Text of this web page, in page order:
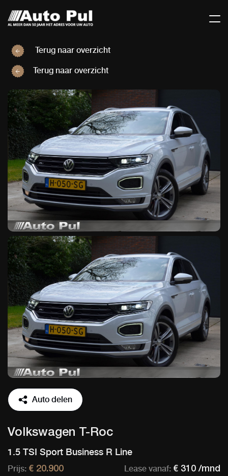
Terug naar overzicht
Terug naar overzicht
Auto delen
Volkswagen T-Roc
1.5 TSI Sport Business R Line
Prijs: € 20.900 Lease vanaf: € 310 /mnd